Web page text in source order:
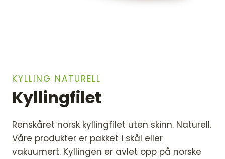
KYLLING NATURELL
Kyllingfilet
Renskåret norsk kyllingfilet uten skinn. Naturell.
Våre produkter er pakket i skål eller
vakuumert. Kyllingen er avlet opp på norske